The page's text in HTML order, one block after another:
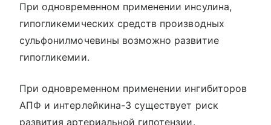
При одновременном применении инсулина,
гипогликемических средств производных
сульфонилмочевины возможно развитие
гипогликемии.
При одновременном применении ингибиторов
АПФ и интерлейкина-3 существует риск
развития артериальной гипотензии.